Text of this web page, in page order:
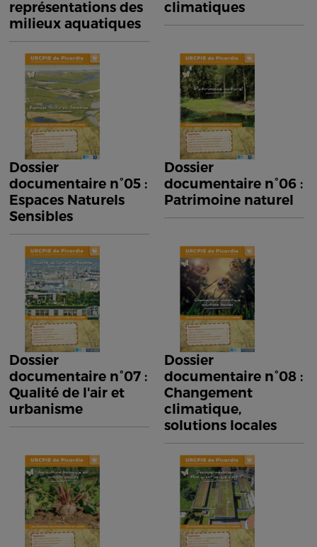
représentations des
milieux aquatiques
climatiques
Dossier
documentaire n°05 :
Espaces Naturels
Sensibles
Dossier
documentaire n°06 :
Patrimoine naturel
Dossier
documentaire n°07 :
Qualité de l'air et
urbanisme
Dossier
documentaire n°08 :
Changement
climatique,
solutions locales